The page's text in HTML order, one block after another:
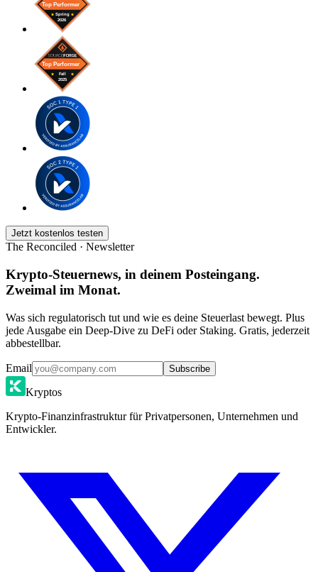
Jetzt kostenlos testen
The Reconciled · Newsletter
Krypto-Steuernews, in deinem Posteingang.
Zweimal im Monat.
Was sich regulatorisch tut und wie es deine Steuerlast bewegt. Plus
jede Ausgabe ein Deep-Dive zu DeFi oder Staking. Gratis, jederzeit
abbestellbar.
Email Subscribe
Kryptos
Krypto-Finanzinfrastruktur für Privatpersonen, Unternehmen und
Entwickler.